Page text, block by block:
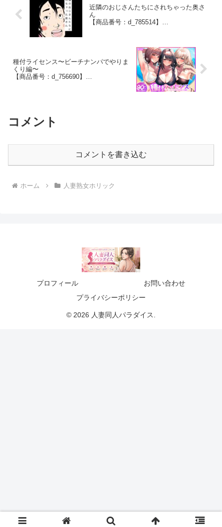
⁠近隣のおじさんたちにされちゃった奥さ
ん
【商品番号：d_785514】
⁠種付ライセンス〜ビーチナンパでやりま
くり編〜
【商品番号：d_756690】
コメント
コメントを書き込む
ホーム 人妻熟女ホリック
プロフィール
お問い合わせ
プライバシーポリシー
© 2026 人妻同人パラダイス.